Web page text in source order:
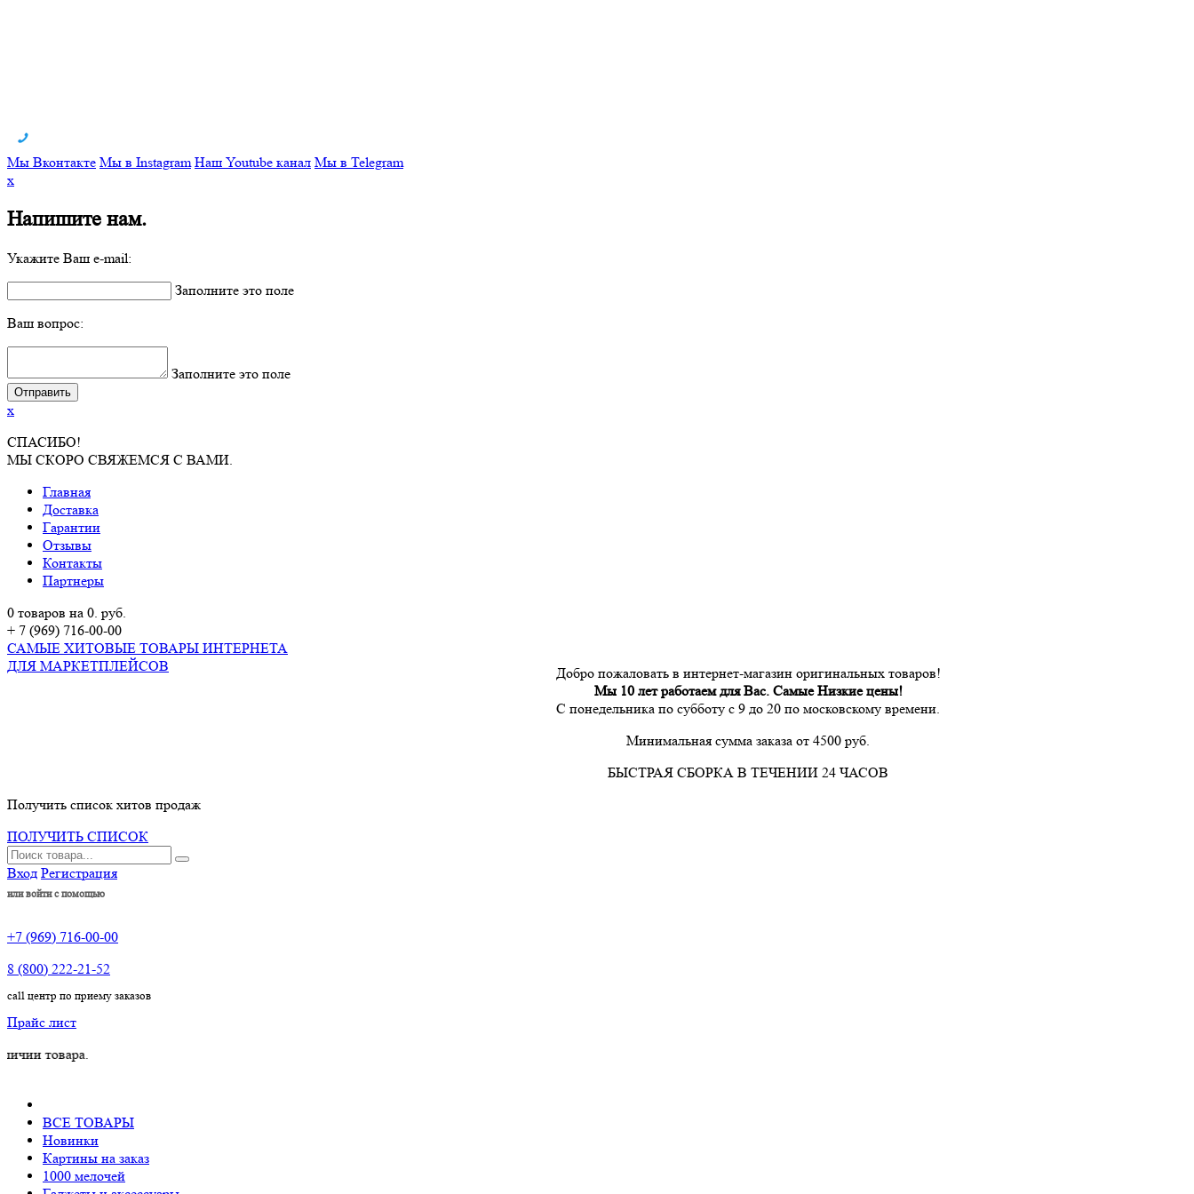
Мы Вконтакте Мы в Instagram Наш Youtube канал Мы в Telegram
x
Напишите нам.
Укажите Ваш e-mail:
Заполните это поле
Ваш вопрос:
Заполните это поле
x
СПАСИБО!
МЫ СКОРО СВЯЖЕМСЯ С ВАМИ.
Главная
Доставка
Гарантии
Отзывы
Контакты
Партнеры
0 товаров на 0. руб.
+ 7 (969) 716-00-00
САМЫЕ ХИТОВЫЕ ТОВАРЫ ИНТЕРНЕТА
ДЛЯ МАРКЕТПЛЕЙСОВ
Добро пожаловать в интернет-магазин оригинальных товаров!
Мы 10 лет работаем для Вас. Самые Низкие цены!
С понедельника по субботу с 9 до 20 по московскому времени.
Минимальная сумма заказа от 4500 руб.
БЫСТРАЯ СБОРКА В ТЕЧЕНИИ 24 ЧАСОВ
Получить список хитов продаж
ПОЛУЧИТЬ СПИСОК
Вход Регистрация
или войти с помощью
+7 (969) 716-00-00
8 (800) 222-21-52
call центр по приему заказов
Прайс лист
ВСЕ ТОВАРЫ
Новинки
Картины на заказ
1000 мелочей